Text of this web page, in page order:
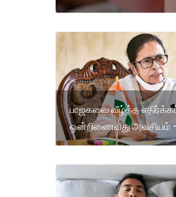
பாஜகவை வீழ்த்த
ஒன்றிணைவது அவசியம்